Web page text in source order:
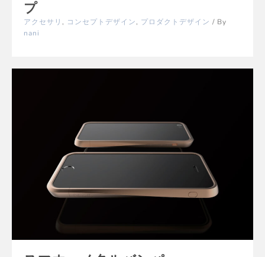
プ
アクセサリ , コンセプトデザイン, プロダクトデザイン / By
nani